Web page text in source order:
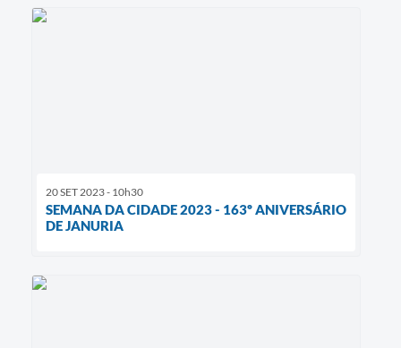
20 SET 2023 - 10h30
SEMANA DA CIDADE 2023 - 163º ANIVERSÁRIO
DE JANURIA